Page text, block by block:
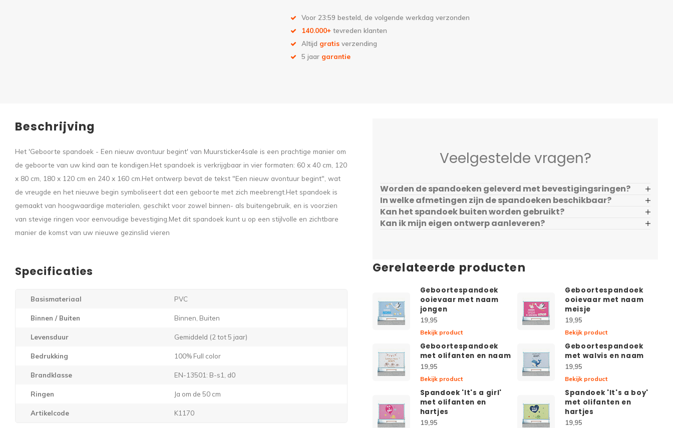
Voor 23:59 besteld, de volgende werkdag verzonden
140.000+ tevreden klanten
Altijd gratis verzending
5 jaar garantie
Beschrijving
Het 'Geboorte spandoek - Een nieuw avontuur begint' van Muursticker4sale is een prachtige manier om
de geboorte van uw kind aan te kondigen. Het spandoek is verkrijgbaar in vier formaten: 60 x 40 cm, 120
x 80 cm, 180 x 120 cm en 240 x 160 cm. Het ontwerp bevat de tekst "Een nieuw avontuur begint", wat
de vreugde en het nieuwe begin symboliseert dat een geboorte met zich meebrengt. Het spandoek is
gemaakt van hoogwaardige materialen, geschikt voor zowel binnen- als buitengebruik, en is voorzien
van stevige ringen voor eenvoudige bevestiging. Met dit spandoek kunt u op een stijlvolle en zichtbare
manier de komst van uw nieuwe gezinslid vieren
Specificaties
Basismateriaal PVC
Binnen / Buiten Binnen, Buiten
Levensduur Gemiddeld (2 tot 5 jaar)
Bedrukking 100% Full color
Brandklasse EN-13501: B-s1, d0
Ringen Ja om de 50 cm
Artikelcode K1170
Veelgestelde vragen?
Worden de spandoeken geleverd met bevestigingsringen?
In welke afmetingen zijn de spandoeken beschikbaar?
Kan het spandoek buiten worden gebruikt?
Kan ik mijn eigen ontwerp aanleveren?
Gerelateerde producten
Geboortespandoek
ooievaar met naam
jongen
19,95
Bekijk product
Geboortespandoek
ooievaar met naam
meisje
19,95
Bekijk product
Geboortespandoek
met olifanten en naam
19,95
Bekijk product
Geboortespandoek
met walvis en naam
19,95
Bekijk product
Spandoek 'It's a girl'
met olifanten en
hartjes
19,95
Spandoek 'It's a boy'
met olifanten en
hartjes
19,95